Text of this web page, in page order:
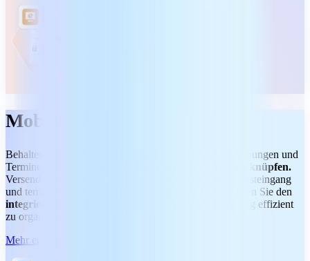
MobiMail
Behalten Sie den Überblick über Ihre E-Mails, Besprechungen und
Termine, indem Sie
mehrere Konten in einer App verknüpfen.
Versenden Sie E-Mails mühelos, verwalten Sie Ihren Posteingang
und terminieren Sie Besprechungen ganz einfach. Nutzen Sie den
integrierten Kalender
und intuitive Tools, um Ihren Tag effizient
zu organisieren.
Mehr erfahren